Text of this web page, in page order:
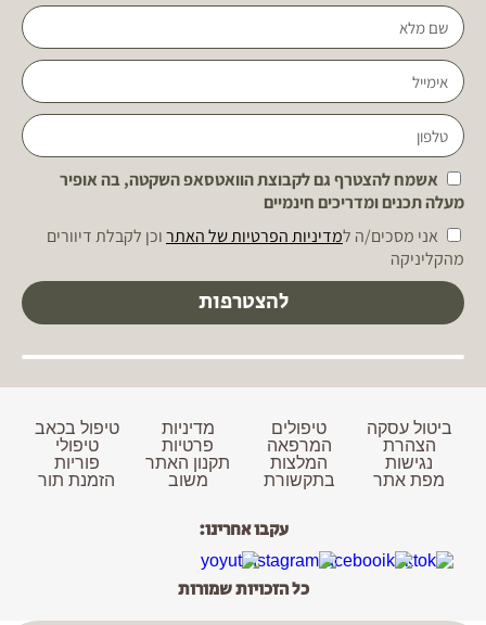
אשמח להצטרף גם לקבוצת הוואטסאפ השקטה, בה אופיר
מעלה תכנים ומדריכים חינמיים
אני מסכים/ה למדיניות הפרטיות של האתרוכן לקבלת דיוורים
מהקליניקה
להצטרפות
ביטול עסקה
הצהרת
נגישות
מפת אתר
טיפולים
המרפאה
המלצות
בתקשורת
מדיניות
פרטיות
תקנון האתר
משוב
טיפול בכאב
טיפולי
פוריות
הזמנת תור
עקבו אחרינו:
כל הזכויות שמורות